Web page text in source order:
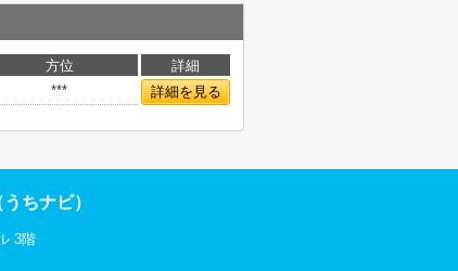
方位
詳細
*** 詳細を見る
ちナビ）
3階